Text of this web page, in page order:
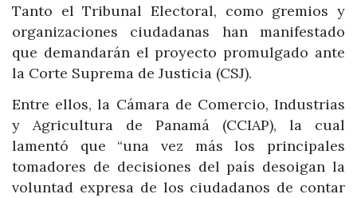
Tanto el Tribunal Electoral, como gremios y
organizaciones ciudadanas han manifestado
que demandarán el proyecto promulgado ante
la Corte Suprema de Justicia (CSJ).
Entre ellos, la Cámara de Comercio, Industrias
y Agricultura de Panamá (CCIAP), la cual
lamentó que “una vez más los principales
tomadores de decisiones del país desoigan la
voluntad expresa de los ciudadanos de contar